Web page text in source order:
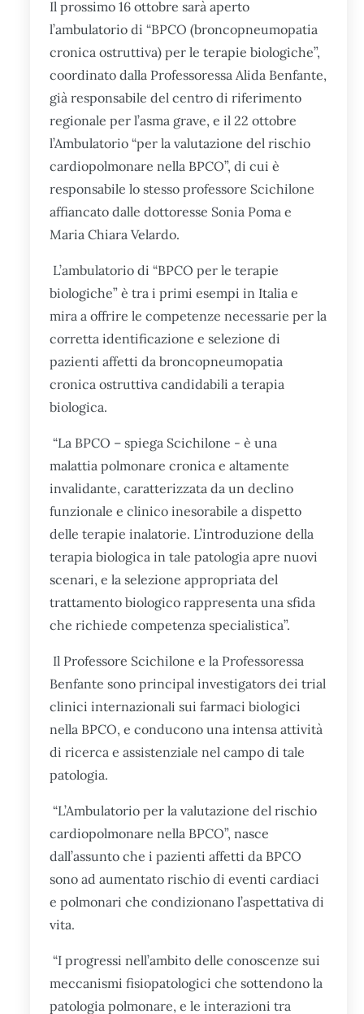
Il prossimo 16 ottobre sarà aperto
l’ambulatorio di “BPCO (broncopneumopatia
cronica ostruttiva) per le terapie biologiche”,
coordinato dalla Professoressa Alida Benfante,
già responsabile del centro di riferimento
regionale per l’asma grave, e il 22 ottobre
l’Ambulatorio “per la valutazione del rischio
cardiopolmonare nella BPCO”, di cui è
responsabile lo stesso professore Scichilone
affiancato dalle dottoresse Sonia Poma e
Maria Chiara Velardo​.
L’ambulatorio di “BPCO per le terapie
biologiche” è tra i primi esempi in Italia e
mira a offrire le competenze necessarie per la
corretta identificazione e selezione di
pazienti affetti da broncopneumopatia
cronica ostruttiva candidabili a terapia
biologica.
“La BPCO – spiega Scichilone - è una
malattia polmonare cronica e altamente
invalidante, caratterizzata da un declino
funzionale e clinico inesorabile a dispetto
delle terapie inalatorie. L’introduzione della
terapia biologica in tale patologia apre nuovi
scenari, e la selezione appropriata del
trattamento biologico rappresenta una sfida
che richiede competenza specialistica”.
Il Professore Scichilone e la Professoressa
Benfante sono principal investigators dei trial
clinici internazionali sui farmaci biologici
nella BPCO, e conducono una intensa attività
di ricerca e assistenziale nel campo di tale
patologia.
“L’Ambulatorio per la valutazione del rischio
cardiopolmonare nella BPCO”​, nasce
dall’assunto che i pazienti affetti da BPCO
sono ad aumentato rischio di eventi cardiaci
e polmonari che condizionano l’aspettativa di
vita.
“I progressi nell’ambito delle conoscenze sui
meccanismi fisiopatologici che sottendono la
patologia polmonare, e le interazioni tra